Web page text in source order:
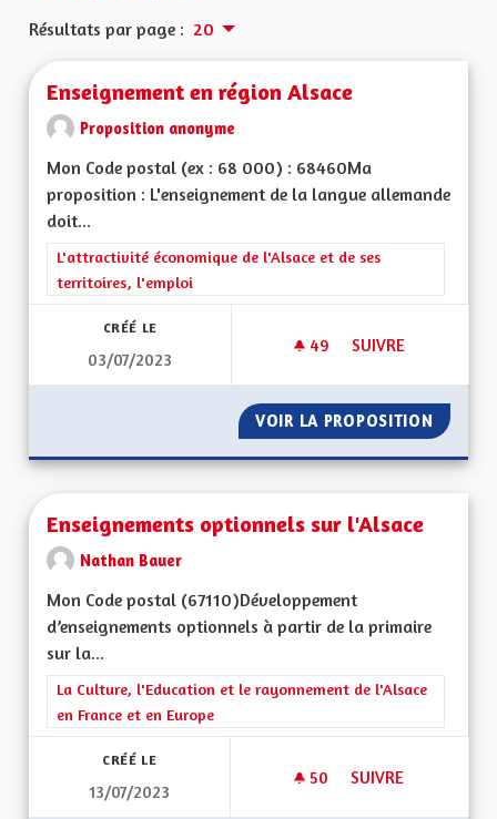
Résultats par page : 20
Enseignement en région Alsace
Proposition anonyme
Mon Code postal (ex : 68 000) : 68460Ma
proposition : L'enseignement de la langue allemande
doit...
Filtrer les résultats de la catégorie : L'attractivité
L'attractivité économique de l'Alsace et de ses
territoires, l'emploi
CRÉÉ LE
03/07/2023
49 49 ABONNÉS
SUIVRE
VOIR LA PROPOSITION
Enseignements optionnels sur l'Alsace
Nathan Bauer
Mon Code postal (67110)Développement
d’enseignements optionnels à partir de la primaire
sur la...
Filtrer les résultats de la catégorie : La Culture, l'Education et
La Culture, l'Education et le rayonnement de l'Alsace
en France et en Europe
CRÉÉ LE
13/07/2023
50 50 ABONNÉS
SUIVRE